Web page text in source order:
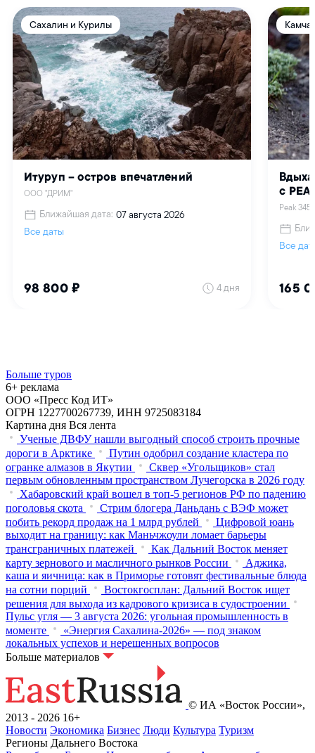
Больше туров
6+ реклама
ООО «Пресс Код ИТ»
ОГРН 1227700267739, ИНН 9725083184
Картина дня Вся лента
Ученые ДВФУ нашли выгодный способ строить прочные
дороги в Арктике
Путин одобрил создание кластера по
огранке алмазов в Якутии
Сквер «Угольщиков» стал
первым обновленным пространством Лучегорска в 2026 году
Хабаровский край вошел в топ-5 регионов РФ по падению
поголовья скота
Стрим блогера Даньдань с ВЭФ может
побить рекорд продаж на 1 млрд рублей
Цифровой юань
выходит на границу: как Маньчжоули ломает барьеры
трансграничных платежей
Как Дальний Восток меняет
карту зернового и масличного рынков России
Аджика,
каша и яичница: как в Приморье готовят фестивальные блюда
на сотни порций
Востокгосплан: Дальний Восток ищет
решения для выхода из кадрового кризиса в судостроении
Пульс угля — 3 августа 2026: угольная промышленность в
моменте
«Энергия Сахалина-2026» — под знаком
локальных успехов и нерешенных вопросов
Больше материалов
© ИА «Восток России»,
2013 - 2026 16+
Новости Экономика Бизнес Люди Культура Туризм
Регионы Дальнего Востока